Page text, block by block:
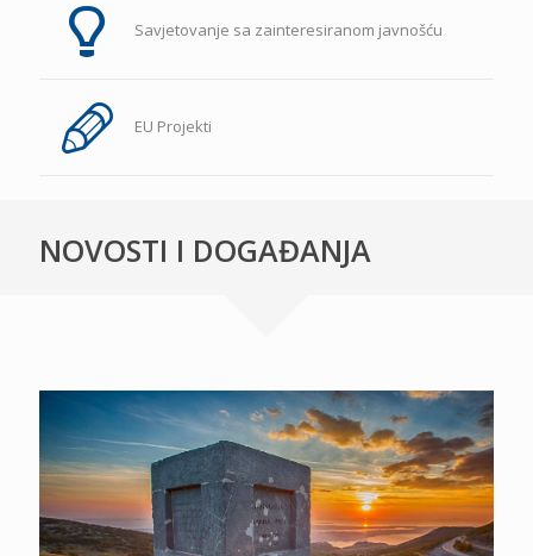
Savjetovanje sa zainteresiranom javnošću
EU Projekti
NOVOSTI I DOGAĐANJA